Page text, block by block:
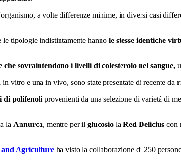
a volte differenze minime, in diversi casi
le tipologie indistintamente hanno le stesse identiche
che sovraintendono i livelli di colesterolo nel sangue,
vitro e una in vivo, sono state presentate di recente da
di polifenoliprovenienti da una selezione di varietà di
la Annurca, mentre per il glucosio la Red Delicius con
and Agriculture ha visto la collaborazione di 250